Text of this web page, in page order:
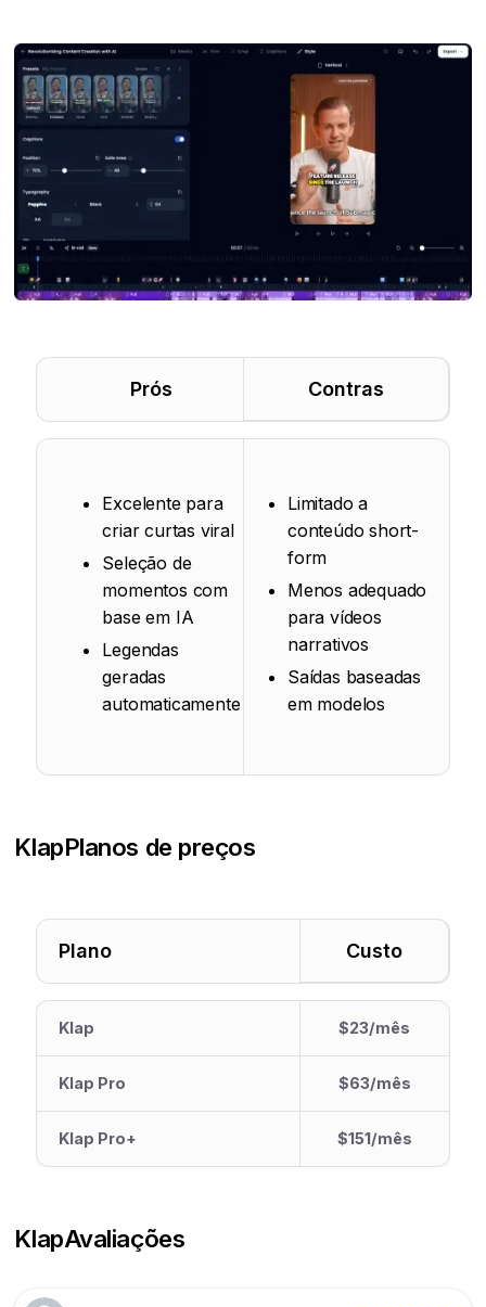
Prós Contras
Excelente para
criar curtas viral
Seleção de
momentos com
base em IA
Legendas
geradas
automaticamente
Limitado a
conteúdo short-
form
Menos adequado
para vídeos
narrativos
Saídas baseadas
em modelos
KlapPlanos de preços
Plano Custo
Klap $23/mês
Klap Pro $63/mês
Klap Pro+ $151/mês
KlapAvaliações